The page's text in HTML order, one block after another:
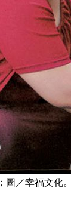
圖／幸福文化。